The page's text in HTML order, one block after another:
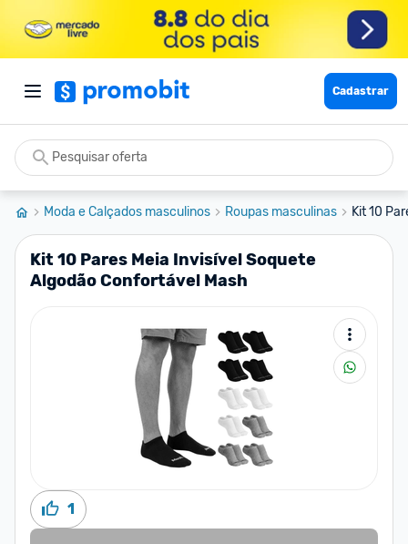
Cadastrar
Moda e Calçados masculinos Roupas masculinas Kit 10
Kit 10 Pares Meia Invisível Soquete
Algodão Confortável Mash
1